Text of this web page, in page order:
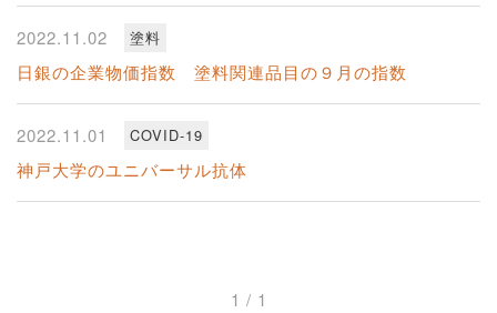
2022.11.02 塗料
日銀の企業物価指数 塗料関連品目の９月の指数
2022.11.01 COVID-19
神戸大学のユニバーサル抗体
1 / 1